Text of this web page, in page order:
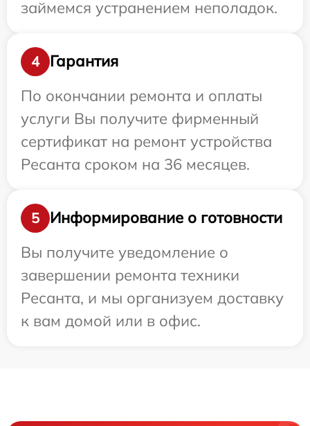
займемся устранением неполадок.
4
Гарантия
По окончании ремонта и оплаты
услуги Вы получите фирменный
сертификат на ремонт устройства
Ресанта сроком на 36 месяцев.
5
Информирование о готовности
Вы получите уведомление о
завершении ремонта техники
Ресанта, и мы организуем доставку
к вам домой или в офис.